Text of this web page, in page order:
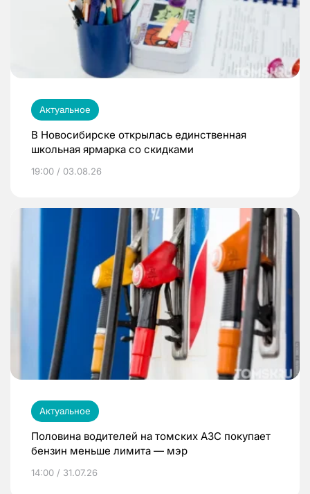
Актуальное
В Новосибирске открылась единственная
школьная ярмарка со скидками
19:00 / 03.08.26
Актуальное
Половина водителей на томских АЗС покупает
бензин меньше лимита — мэр
14:00 / 31.07.26